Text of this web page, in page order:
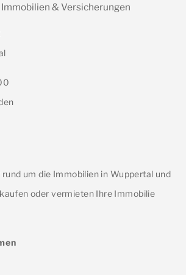
& Versicherungen
um die Immobilien in Wuppertal und
oder vermieten Ihre Immobilie